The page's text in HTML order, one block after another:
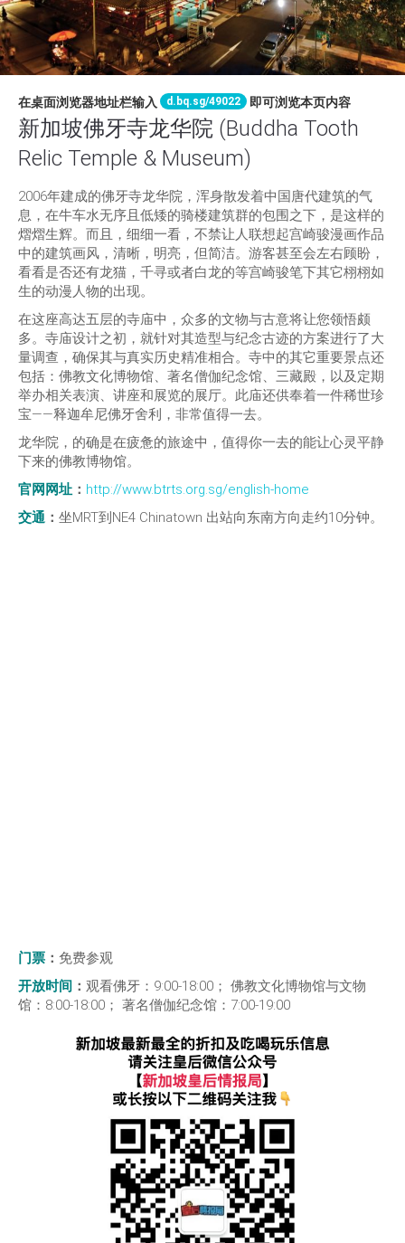
在桌面浏览器地址栏输入 d.bq.sg/49022 即可浏览本页内容
新加坡佛牙寺龙华院 (Buddha Tooth
Relic Temple & Museum)
2006年建成的佛牙寺龙华院，浑身散发着中国唐代建筑的气
息，在牛车水无序且低矮的骑楼建筑群的包围之下，是这样的
熠熠生辉。而且，细细一看，不禁让人联想起宫崎骏漫画作品
中的建筑画风，清晰，明亮，但简洁。游客甚至会左右顾盼，
看看是否还有龙猫，千寻或者白龙的等宫崎骏笔下其它栩栩如
生的动漫人物的出现。
在这座高达五层的寺庙中，众多的文物与古意将让您领悟颇
多。寺庙设计之初，就针对其造型与纪念古迹的方案进行了大
量调查，确保其与真实历史精准相合。寺中的其它重要景点还
包括：佛教文化博物馆、著名僧伽纪念馆、三藏殿，以及定期
举办相关表演、讲座和展览的展厅。此庙还供奉着一件稀世珍
宝——释迦牟尼佛牙舍利，非常值得一去。
龙华院，的确是在疲惫的旅途中，值得你一去的能让心灵平静
下来的佛教博物馆。
官网网址 ： http://www.btrts.org.sg/english-home
交通 ： 坐MRT到NE4 Chinatown 出站向东南方向走约10分钟。
门票 ： 免费参观
开放时间 ： 观看佛牙：9:00-18:00； 佛教文化博物馆与文物
馆：8:00-18:00； 著名僧伽纪念馆：7:00-19:00